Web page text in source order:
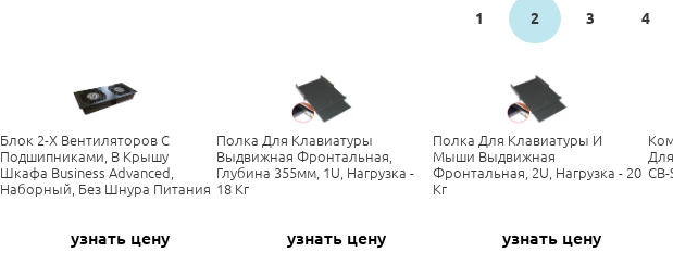
1 2 3 4
Блок 2-Х Вентиляторов С
Подшипниками, В Крышу
Шкафа Business Advanced,
Наборный, Без Шнура Питания
узнать цену
Полка Для Клавиатуры
Выдвижная Фронтальная,
Глубина 355мм, 1U, Нагрузка -
18 Кг
узнать цену
Полка Для Клавиатуры И
Мыши Выдвижная
Фронтальная, 2U, Нагрузка - 20
Кг
узнать цену
CB-